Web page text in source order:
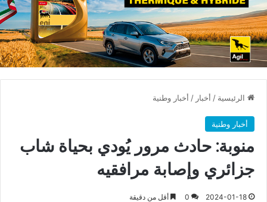
الرئيسية / أخبار / أخبار وطنية
أخبار وطنية
منوبة: حادث مرور يُودي بحياة شاب
جزائري وإصابة مرافقيه
2024-01-18
0 أقل من دقيقة